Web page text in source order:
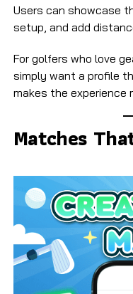
Users can showcase
setup, and add
For golfers who love
simply want a profile
makes the experience
Matches